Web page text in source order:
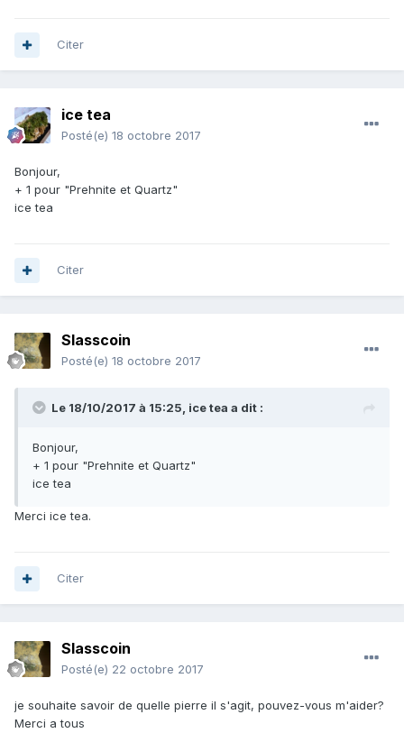
Citer
ice tea
Posté(e) 18 octobre 2017
Bonjour,
+ 1 pour "Prehnite et Quartz"
ice tea
Citer
Slasscoin
Posté(e) 18 octobre 2017
Le 18/10/2017 à 15:25, ice tea a dit :
Bonjour,
+ 1 pour "Prehnite et Quartz"
ice tea
Merci ice tea.
Citer
Slasscoin
Posté(e) 22 octobre 2017
je souhaite savoir de quelle pierre il s'agit, pouvez-vous m'aider?
Merci a tous